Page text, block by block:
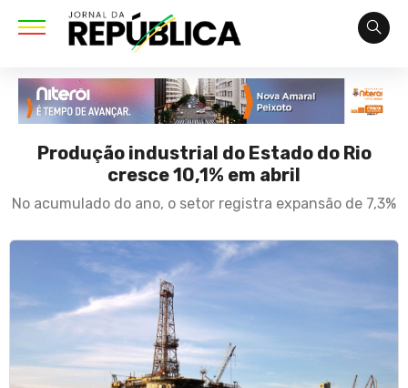
Produção industrial do Estado do Rio
cresce 10,1% em abril
No acumulado do ano, o setor registra expansão de 7,3%